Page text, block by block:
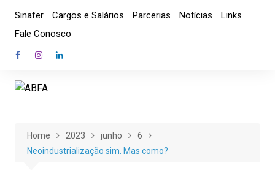
content
Sinafer Cargos e Salários Parcerias Notícias
Links
Fale Conosco
Home 2023 junho
6
Neoindustrialização sim. Mas como?